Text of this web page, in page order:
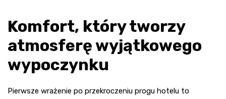
Komfort, który tworzy
atmosferę wyjątkowego
wypoczynku
Pierwsze wrażenie po przekroczeniu progu hotelu to